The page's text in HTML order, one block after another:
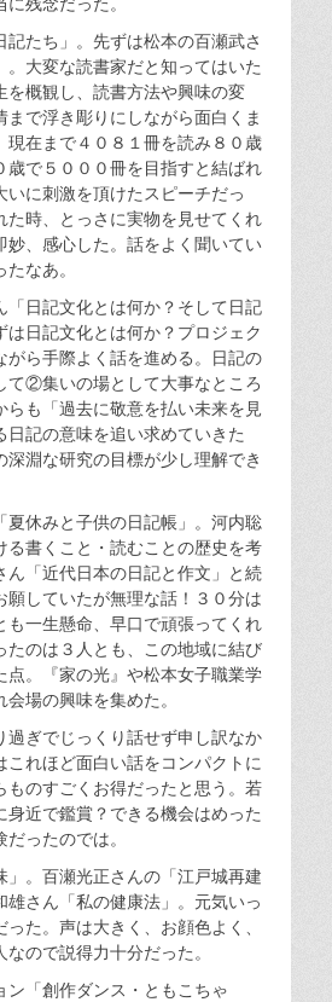
たち」。先ずは松本の百瀬武さ
。大変な読書家だと知ってはいた
を概観し、読書方法や興味の変
で浮き彫りにしながら面白くま
現在まで４０８１冊を読み８０歳
歳で５０００冊を目指すと結ばれ
いに刺激を頂けたスピーチだっ
た時、とっさに実物を見せてくれ
妙、感心した。話をよく聞いてい
なあ。
「日記文化とは何か？そして日記
は日記文化とは何か？プロジェク
がら手際よく話を進める。日記の
②集いの場として大事なところ
らも「過去に敬意を払い未来を見
日記の意味を追い求めていきた
深淵な研究の目標が少し理解でき
夏休みと子供の日記帳」。河内聡
る書くこと・読むことの歴史を考
ん「近代日本の日記と作文」と続
願していたが無理な話！３０分は
も一生懸命、早口で頑張ってくれ
たのは３人とも、この地域に結び
点。『家の光』や松本女子職業学
場の興味を集めた。
過ぎでじっくり話せず申し訳なか
これほど面白い話をコンパクトに
ものすごくお得だったと思う。若
身近で鑑賞？できる機会はめった
ったのでは。
」。百瀬光正さんの「江戸城再建
雄さん「私の健康法」。元気いっ
た。声は大きく、お顔色よく、
ので説得力十分だった。
ン「創作ダンス・ともこちゃ